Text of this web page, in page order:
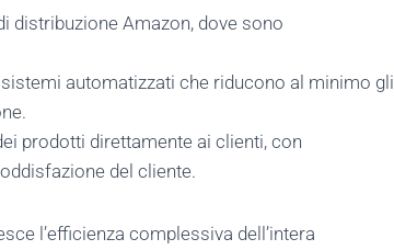
distribuzione Amazon, dove sono
automatizzati che riducono al minimo gli
prodotti direttamente ai clienti, con
del cliente.
l’efficienza complessiva dell’intera